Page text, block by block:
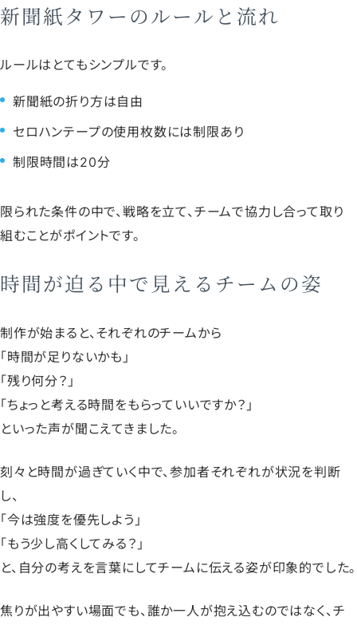
新聞紙タワーのルールと流れ
ルールはとてもシンプルです。
新聞紙の折り方は自由
セロハンテープの使用枚数には制限あり
制限時間は20分
限られた条件の中で、戦略を立て、チームで協力し合って取り
組むことがポイントです。
時間が迫る中で見えるチームの姿
制作が始まると、それぞれのチームから
「時間が足りないかも」
「残り何分？」
「ちょっと考える時間をもらっていいですか？」
といった声が聞こえてきました。
刻々と時間が過ぎていく中で、参加者それぞれが状況を判断
し、
「今は強度を優先しよう」
「もう少し高くしてみる？」
と、自分の考えを言葉にしてチームに伝える姿が印象的でした。
焦りが出やすい場面でも、誰か一人が抱え込むのではなく、チ